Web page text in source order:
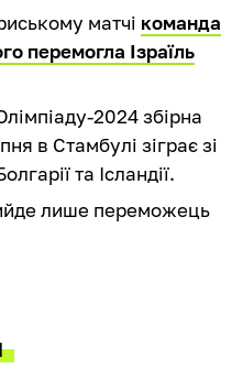
матчі команда
перемогла Ізраїль
2024 збірна
в Стамбулі зіграє зі
та Ісландії.
лише переможець